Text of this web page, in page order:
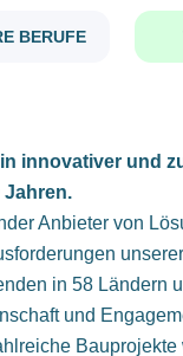
BERUFE
innovativer und
Jahren.
Anbieter von
in 58 Ländern
und